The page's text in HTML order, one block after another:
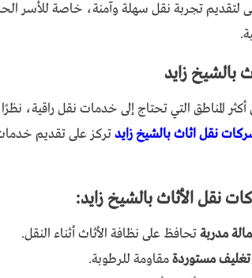
لتقديم تجربة نقل سهلة وآمنة، خاصة للأسر
بالشيخ زايد
المناطق التي تحتاج إلى خدمات نقل راقية، نظرًا
نقل اثاث بالشيخ زايدتركز على تقديم
نقل الأثاث بالشيخ زايد:
مدربةتحافظ على نظافة الأثاث أثناء النقل.
تغليف مستوردةمقاومة للرطوبة.